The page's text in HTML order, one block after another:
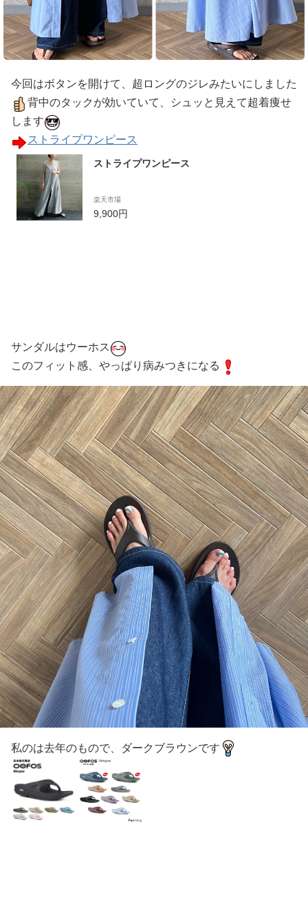
今回はボタンを開けて、超ロングのジレみたいにしました
背中のタックが効いていて、シュッと見えて超着痩せ
します
ストライプワンピース
ストライプワンピース
楽天市場
9,900円
サンダルはウーホス
このフィット感、やっぱり病みつきになる
私のは去年のもので、ダークブラウンです